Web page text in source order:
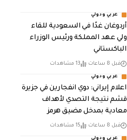
عربي ودولي
أردوغان غدًا في السعودية للقاء
ولي عهد المملكة ورئيس الوزراء
الباكستاني
قبل 8 ساعات 13 مشاهدات
عربي ودولي
اعلام إيراني: دوي انفجارين في جزيرة
قشم نتيجة التصدي لأهداف
معادية بمدخل مضيق هرمز
قبل 8 ساعات 15 مشاهدات
عربي ودولي